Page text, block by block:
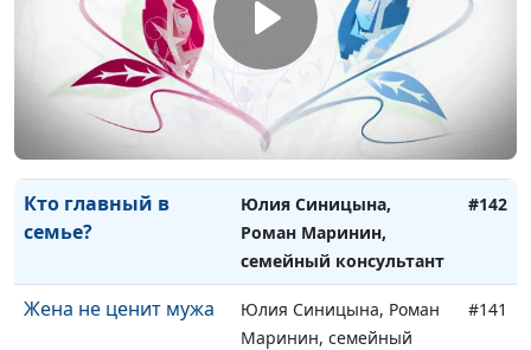
психолог, консультант по
семейным отношениям
Мужская дружба
Юлия Синицына, Роман
Маринин, семейный
консультант
Кто главный в
семье?
Юлия Синицына,
Роман Маринин,
семейный консультант
#142
Жена не ценит мужа
Юлия Синицына, Роман
Маринин, семейный
#141